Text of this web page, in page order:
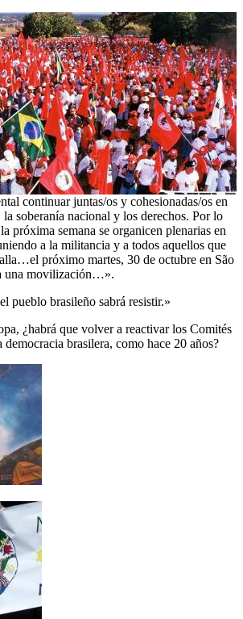
continuar juntas/os y cohesionadas/os en
soberanía nacional y los derechos. Por lo
próxima semana se organicen plenarias en
a la militancia y a todos aquellos que
próximo martes, 30 de octubre en São
una movilización…».
brasileño sabrá resistir.»
¿habrá que volver a reactivar los Comités
brasilera, como hace 20 años?